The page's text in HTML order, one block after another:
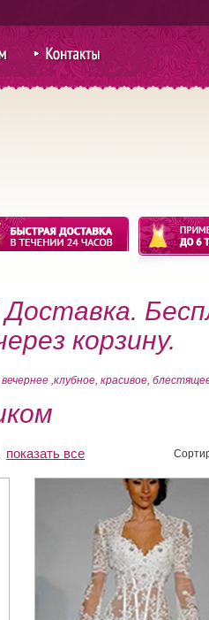
Контакты
корзину.
,клубное, красивое,
показать все